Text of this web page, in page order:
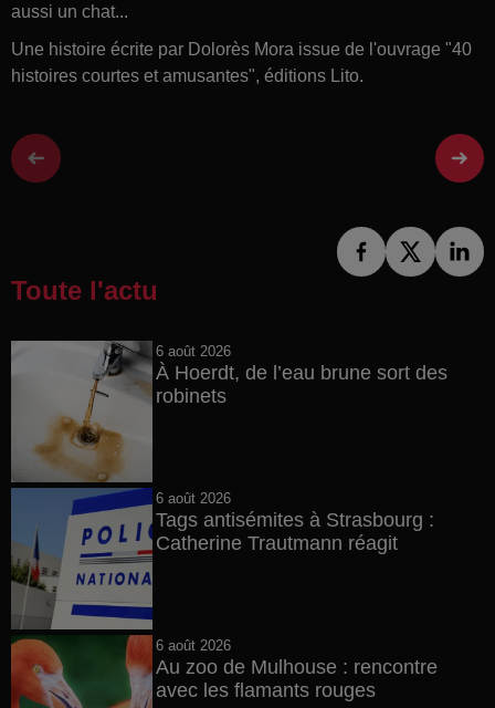
aussi un chat...
Une histoire écrite par Dolorès Mora issue de l'ouvrage "40
histoires courtes et amusantes", éditions Lito.
Toute l'actu
6 août 2026
À Hoerdt, de l’eau brune sort des
robinets
6 août 2026
Tags antisémites à Strasbourg :
Catherine Trautmann réagit
6 août 2026
Au zoo de Mulhouse : rencontre
avec les flamants rouges